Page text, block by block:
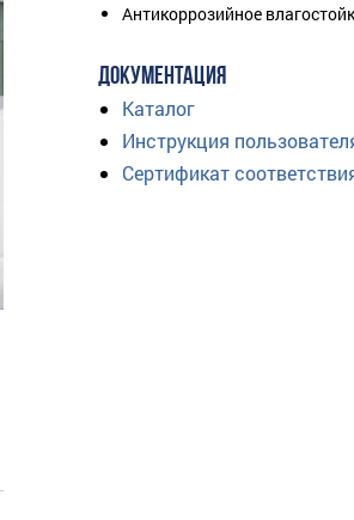
Антикоррозийное
ДОКУМЕНТАЦИЯ
Каталог
Инструкция
Сертификат